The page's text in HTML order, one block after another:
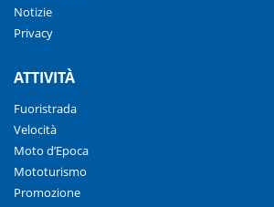
Notizie
Privacy
ATTIVITÀ
Fuoristrada
Velocità
Moto d’Epoca
Mototurismo
Promozione